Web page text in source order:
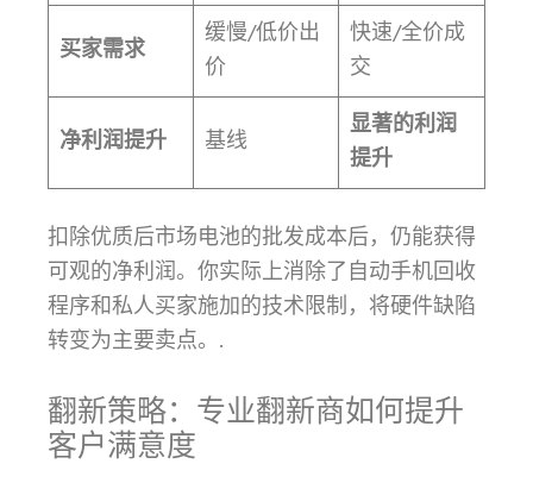
买家需求
缓慢/低价出
价
快速/全价成
交
净利润提升 基线
显著的利润
提升
扣除优质后市场电池的批发成本后，仍能获得
可观的净利润。你实际上消除了自动手机回收
程序和私人买家施加的技术限制，将硬件缺陷
转变为主要卖点。.
翻新策略：专业翻新商如何提升
客户满意度